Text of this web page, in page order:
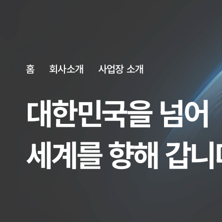
홈 회사소개 사업장 소개
대한민국을 넘어
세계를 향해 갑